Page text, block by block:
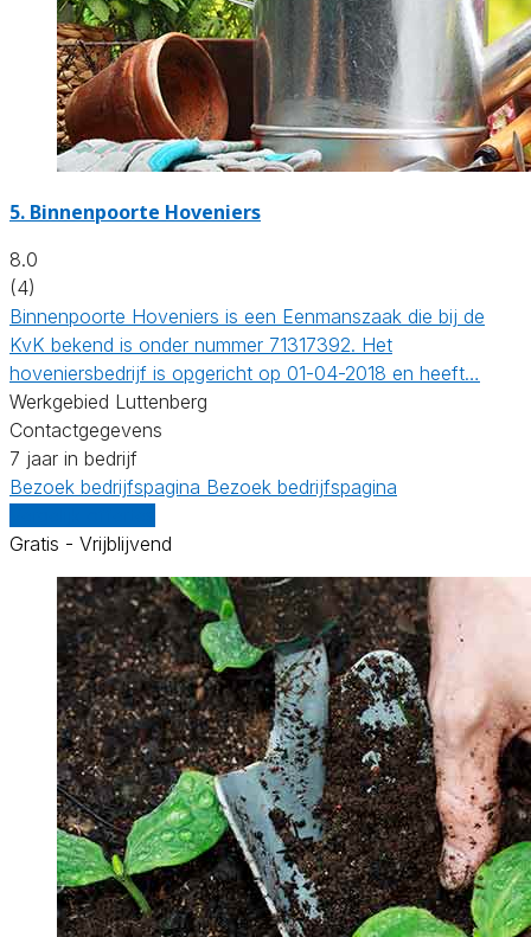
5. Binnenpoorte Hoveniers
8.0
(4)
Binnenpoorte Hoveniers is een Eenmanszaak die bij de
KvK bekend is onder nummer 71317392. Het
hoveniersbedrijf is opgericht op 01-04-2018 en heeft…
Werkgebied Luttenberg
Contactgegevens
7 jaar in bedrijf
Bezoek bedrijfspagina Bezoek bedrijfspagina
Gratis - Vrijblijvend